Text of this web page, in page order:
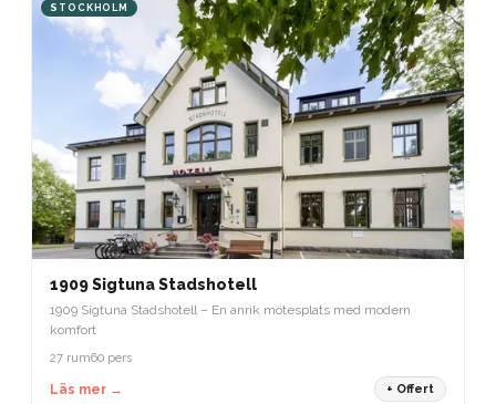
STOCKHOLM
1909 Sigtuna Stadshotell
1909 Sigtuna Stadshotell – En anrik mötesplats med modern
komfort
27 rum60 pers
Läs mer → + Offert